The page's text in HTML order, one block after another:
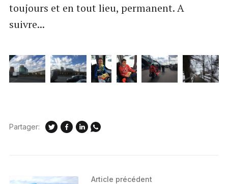
toujours et en tout lieu, permanent. A
suivre...
Partager:
Article précédent